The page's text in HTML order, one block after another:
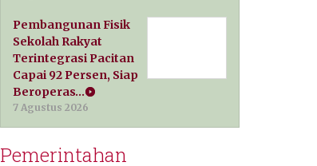
Pembangunan Fisik
Sekolah Rakyat
Terintegrasi Pacitan
Capai 92 Persen, Siap
Beroperas…
7 Agustus 2026
Pemerintahan